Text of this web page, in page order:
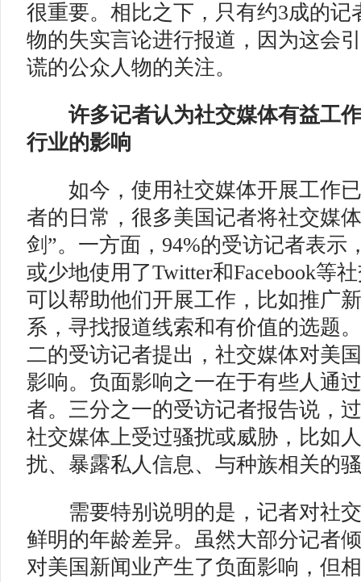
很重要。相比之下，只有约3成的记
物的失实言论进行报道，因为这会
谎的公众人物的关注。
许多记者认为社交媒体有益工作
行业的影响
如今，使用社交媒体开展工作已
者的日常，很多美国记者将社交媒
剑”。一方面，94%的受访记者表示
或少地使用了Twitter和Facebook等
可以帮助他们开展工作，比如推广
系，寻找报道线索和有价值的选题
二的受访记者提出，社交媒体对美
影响。负面影响之一在于有些人通
者。三分之一的受访记者报告说，
社交媒体上受过骚扰或威胁，比如
扰、暴露私人信息、与种族相关的
需要特别说明的是，记者对社交
鲜明的年龄差异。虽然大部分记者
对美国新闻业产生了负面影响，但